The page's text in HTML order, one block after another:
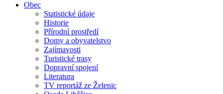
Obec
Statistické údaje
Historie
Přírodní prostředí
Domy a obyvatelstvo
Zajímavosti
Turistické trasy
Dopravní spojení
Literatura
TV reportáž ze Želenic